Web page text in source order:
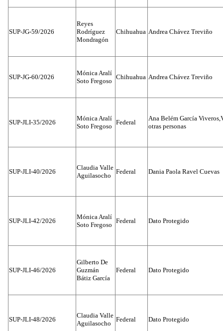
SUP-JG-59/2026
Reyes
Rodríguez
Mondragón
Chihuahua Andrea Chávez Treviño
SUP-JG-60/2026
Mónica Aralí
Soto Fregoso
Chihuahua Andrea Chávez Treviño
SUP-JLI-35/2026
Mónica Aralí
Soto Fregoso
Federal
Ana Belém García
otras personas
SUP-JLI-40/2026
Claudia Valle
Aguilasocho
Federal Dania Paola Ravel Cuevas
SUP-JLI-42/2026
Mónica Aralí
Soto Fregoso
Federal Dato Protegido
SUP-JLI-46/2026
Gilberto De
Guzmán
Bátiz García
Federal Dato Protegido
SUP-JLI-48/2026
Claudia Valle
Aguilasocho
Federal Dato Protegido